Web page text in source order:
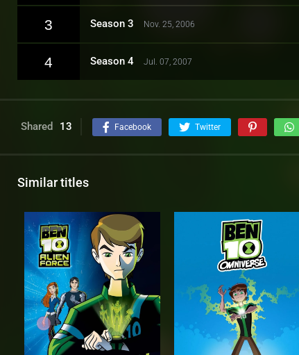
3 Season 3 Nov. 25, 2006
4 Season 4 Jul. 07, 2007
Shared 13 Facebook Twitter
Similar titles